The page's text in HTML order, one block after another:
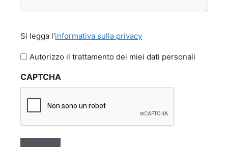
legga
l'informativa
privacy
Si legga l'informativa sulla privacy
Autorizzo il trattamento dei miei dati personali
CAPTCHA